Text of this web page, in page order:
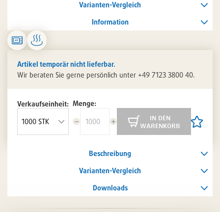
Varianten-Vergleich
Information
Artikel temporär nicht lieferbar.
Wir beraten Sie gerne persönlich unter +49 7123 3800 40.
Verkaufseinheit: Menge:
Menge
Menge
in den
warenkorb
Artikel
setzen
Beschreibung
Varianten-Vergleich
Downloads